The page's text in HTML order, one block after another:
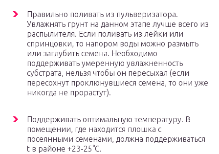
Правильно поливать из пульверизатора.
Увлажнять грунт на данном этапе лучше всего из
распылителя. Если поливать из лейки или
спринцовки, то напором воды можно размыть
или заглубить семена. Необходимо
поддерживать умеренную увлажненность
субстрата, нельзя чтобы он пересыхал (если
пересохнут проклюнувшиеся семена, то они уже
никогда не прорастут).
Поддерживать оптимальную температуру. В
помещении, где находится плошка с
посеянными семенами, должна поддерживаться
t в районе +23-25°C.